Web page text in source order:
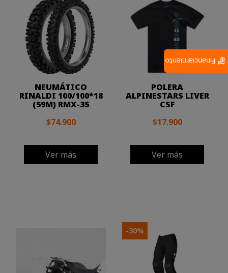
NEUMÁTICO
RINALDI 100/100*18
(59M) RMX-35
$74.900
Ver más
POLERA
ALPINESTARS LIVER
CSF
$17.900
Ver más
-30%
Financiamiento